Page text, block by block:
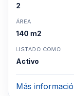
Miami Tel: 1-
2
ÁREA
140 m2
LISTADO COMO
Activo
Más